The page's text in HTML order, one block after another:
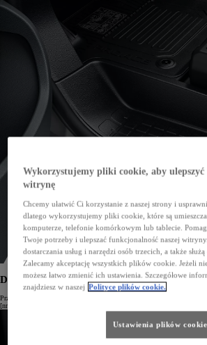
Dywanik gumowy przedni dla kierowcy i
Przedni łączony dywanik gumowy to niezawodna ochrona wnętrza przed
[nr kat. PZ4L1-H035A-00]
Wykorzystujemy pliki cookie, aby ulepszyć
witrynę
Chcemy ułatwić Ci korzystanie z naszej strony i
dlatego wykorzystujemy pliki cookie, które są
komputerze, telefonie komórkowym lub tablecie.
Twoje potrzeby i ulepszać funkcjonalność naszej
dostarczania usług i narzędzi osób trzecich, a także
Zalecamy akceptację wszystkich plików cookie. Jeżeli
możesz łatwo zmienić ich ustawienia. Szczegółowe
znajdziesz w naszej Polityce plików cookie.
Ustawienia plików cookie